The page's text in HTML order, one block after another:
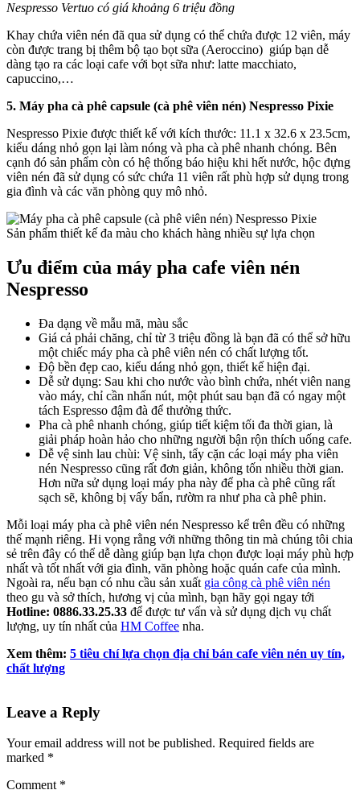
Nespresso Vertuo có giá khoảng 6 triệu đồng
Khay chứa viên nén đã qua sử dụng có thể chứa được 12 viên, máy
còn được trang bị thêm bộ tạo bọt sữa (Aeroccino) giúp bạn dễ
dàng tạo ra các loại cafe với bọt sữa như: latte macchiato,
capuccino,…
5. Máy pha cà phê capsule (cà phê viên nén) Nespresso Pixie
Nespresso Pixie được thiết kế với kích thước: 11.1 x 32.6 x 23.5cm,
kiểu dáng nhỏ gọn lại làm nóng và pha cà phê nhanh chóng. Bên
cạnh đó sản phẩm còn có hệ thống báo hiệu khi hết nước, hộc đựng
viên nén đã sử dụng có sức chứa 11 viên rất phù hợp sử dụng trong
gia đình và các văn phòng quy mô nhỏ.
Sản phẩm thiết kế đa màu cho khách hàng nhiều sự lựa chọn
Ưu điểm của máy pha cafe viên nén
Nespresso
Đa dạng về mẫu mã, màu sắc
Giá cả phải chăng, chỉ từ 3 triệu đồng là bạn đã có thể sở hữu
một chiếc máy pha cà phê viên nén có chất lượng tốt.
Độ bền đẹp cao, kiểu dáng nhỏ gọn, thiết kế hiện đại.
Dễ sử dụng: Sau khi cho nước vào bình chứa, nhét viên nang
vào máy, chỉ cần nhấn nút, một phút sau bạn đã có ngay một
tách Espresso đậm đà để thưởng thức.
Pha cà phê nhanh chóng, giúp tiết kiệm tối đa thời gian, là
giải pháp hoàn hảo cho những người bận rộn thích uống cafe.
Dễ vệ sinh lau chùi: Vệ sinh, tẩy cặn các loại máy pha viên
nén Nespresso cũng rất đơn giản, không tốn nhiều thời gian.
Hơn nữa sử dụng loại máy pha này để pha cà phê cũng rất
sạch sẽ, không bị vấy bẩn, rườm ra như pha cà phê phin.
Mỗi loại máy pha cà phê viên nén Nespresso kể trên đều có những
thế mạnh riêng. Hi vọng rằng với những thông tin mà chúng tôi chia
sẻ trên đây có thể dễ dàng giúp bạn lựa chọn được loại máy phù hợp
nhất và tốt nhất với gia đình, văn phòng hoặc quán cafe của mình.
Ngoài ra, nếu bạn có nhu cầu sản xuất gia công cà phê viên nén
theo gu và sở thích, hương vị của mình, bạn hãy gọi ngay tới
Hotline: 0886.33.25.33 để được tư vấn và sử dụng dịch vụ chất
lượng, uy tín nhất của HM Coffee nha.
Xem thêm: 5 tiêu chí lựa chọn địa chỉ bán cafe viên nén uy tín,
chất lượng
Leave a Reply
Your email address will not be published. Required fields are
marked *
Comment *